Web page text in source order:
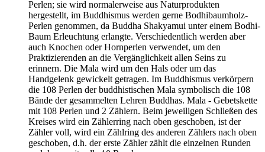
Perlen; sie wird normalerweise aus Naturprodukten
hergestellt, im Buddhismus werden gerne Bodhibaumholz-
Perlen genommen, da Buddha Shakyamui unter einem Bodhi-
Baum Erleuchtung erlangte. Verschiedentlich werden aber
auch Knochen oder Hornperlen verwendet, um den
Praktizierenden an die Vergänglichkeit allen Seins zu
erinnern. Die Mala wird um den Hals oder um das
Handgelenk gewickelt getragen. Im Buddhismus verkörpern
die 108 Perlen der buddhistischen Mala symbolisch die 108
Bände der gesammelten Lehren Buddhas. Mala - Gebetskette
mit 108 Perlen und 2 Zählern. Beim jeweiligen Schließen des
Kreises wird ein Zählerring nach oben geschoben, ist der
Zähler voll, wird ein Zählring des anderen Zählers nach oben
geschoben, d.h. der erste Zähler zählt die einzelnen Runden